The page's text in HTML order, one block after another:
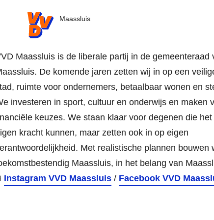
VVD.nl
Maassluis
Maassluis is de liberale partij in de gemeenteraad
De komende jaren zetten wij in op een
ruimte voor ondernemers, betaalbaar wonen en
investeren in sport, cultuur en onderwijs en maken
keuzes. We staan klaar voor degenen die
kracht kunnen, maar zetten ook in op eigen
Met realistische plannen bouwen
Maassluis, in het belang van
Instagram VVD Maassluis/ Facebook VVD